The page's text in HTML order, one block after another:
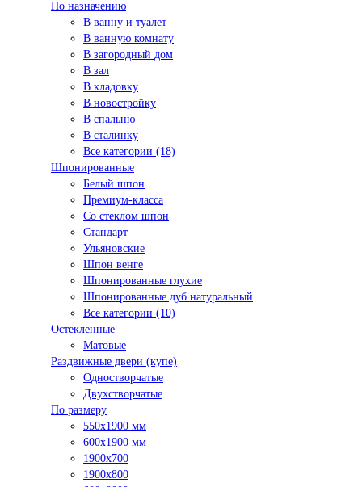
По назначению
В ванну и туалет
В ванную комнату
В загородный дом
В зал
В кладовку
В новостройку
В спальню
В сталинку
Все категории (18)
Шпонированные
Белый шпон
Премиум-класса
Со стеклом шпон
Стандарт
Ульяновские
Шпон венге
Шпонированные глухие
Шпонированные дуб натуральный
Все категории (10)
Остекленные
Матовые
Раздвижные двери (купе)
Одностворчатые
Двухстворчатые
По размеру
550x1900 мм
600x1900 мм
1900х700
1900х800